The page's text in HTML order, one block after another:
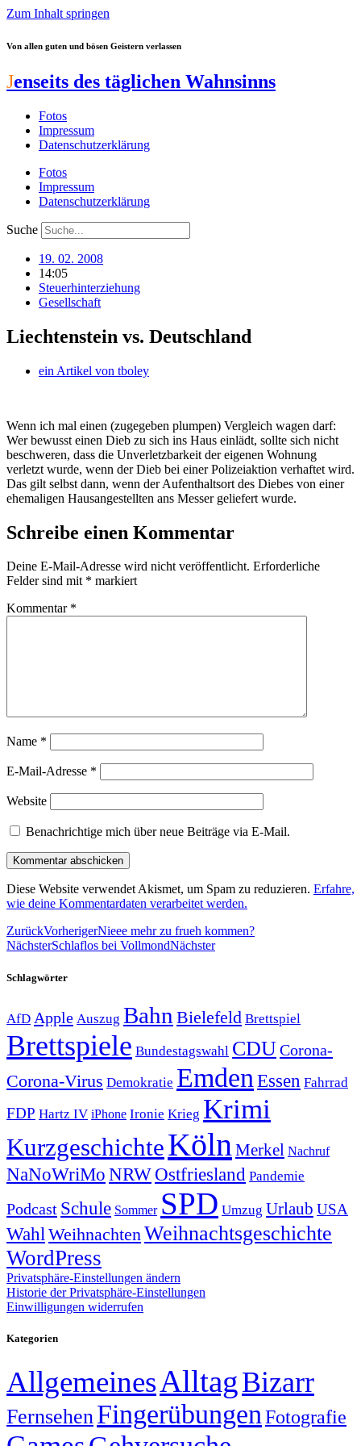
Zum Inhalt springen
Von allen guten und bösen Geistern verlassen
Jenseits des täglichen Wahnsinns
Fotos
Impressum
Datenschutzerklärung
Fotos
Impressum
Datenschutzerklärung
Suche
19. 02. 2008
14:05
Steuerhinterziehung
Gesellschaft
Liechtenstein vs. Deutschland
ein Artikel von tboley
Wenn ich mal einen (zugegeben plumpen) Vergleich wagen darf:
Wer bewusst einen Dieb zu sich ins Haus einlädt, sollte sich nicht
beschweren, dass die Unverletzbarkeit der eigenen Wohnung
verletzt wurde, wenn der Dieb bei einer Polizeiaktion verhaftet wird.
Das gilt selbst dann, wenn der Aufenthaltsort des Diebes von einer
ehemaligen Hausangestellten ans Messer geliefert wurde.
Schreibe einen Kommentar
Deine E-Mail-Adresse wird nicht veröffentlicht. Erforderliche
Felder sind mit * markiert
Kommentar *
Name *
E-Mail-Adresse *
Website
Benachrichtige mich über neue Beiträge via E-Mail.
Diese Website verwendet Akismet, um Spam zu reduzieren. Erfahre,
wie deine Kommentardaten verarbeitet werden.
ZurückVorherigerNieee mehr zu frueh kommen?
NächsterSchlaflos bei VollmondNächster
Schlagwörter
AfD Apple Auszug Bahn Bielefeld Brettspiel
Brettspiele Bundestagswahl CDUCorona-
Corona-Virus Demokratie Emden Essen Fahrrad
FDP Hartz IV iPhone Ironie Krieg Krimi
KurzgeschichteKöln Merkel Nachruf
NaNoWriMo NRWOstfriesland Pandemie
Podcast Schule Sommer SPD Umzug Urlaub USA
Wahl Weihnachten Weihnachtsgeschichte
WordPress
Privatsphäre-Einstellungen ändern
Historie der Privatsphäre-Einstellungen
Einwilligungen widerrufen
Kategorien
AllgemeinesAlltagBizarr
FernsehenFingerübungen Fotografie